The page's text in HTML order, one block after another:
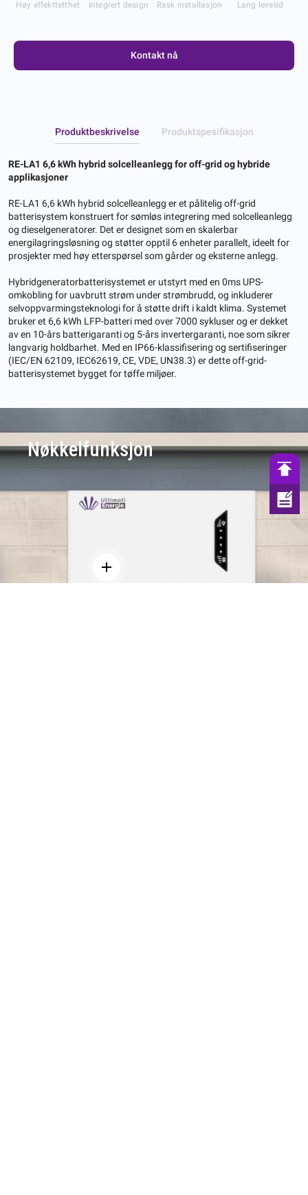
Høy effekttetthet Integrert design Rask installasjon Lang levetid
Kontakt nå
Produktbeskrivelse Produktspesifikasjon
RE-LA1 6,6 kWh hybrid solcelleanlegg for off-grid og hybride
applikasjoner
RE-LA1 6,6 kWh hybrid solcelleanlegg er et pålitelig off-grid
batterisystem konstruert for sømløs integrering med solcelleanlegg
og dieselgeneratorer. Det er designet som en skalerbar
energilagringsløsning og støtter opptil 6 enheter parallelt, ideelt for
prosjekter med høy etterspørsel som gårder og eksterne anlegg.
Hybridgeneratorbatterisystemet er utstyrt med en 0ms UPS-
omkobling for uavbrutt strøm under strømbrudd, og inkluderer
selvoppvarmingsteknologi for å støtte drift i kaldt klima. Systemet
bruker et 6,6 kWh LFP-batteri med over 7000 sykluser og er dekket
av en 10-års batterigaranti og 5-års invertergaranti, noe som sikrer
langvarig holdbarhet. Med en IP66-klassifisering og sertifiseringer
(IEC/EN 62109, IEC62619, CE, VDE, UN38.3) er dette off-grid-
batterisystemet bygget for tøffe miljøer.
Nøkkelfunksjon